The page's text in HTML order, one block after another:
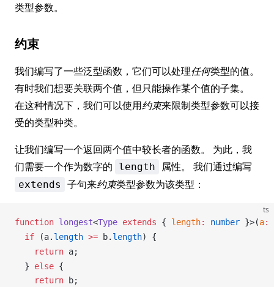
类型参数。
约束
我们编写了一些泛型函数，它们可以处理任何类型的值。
有时我们想要关联两个值，但只能操作某个值的子集。
在这种情况下，我们可以使用约束来限制类型参数可以接
受的类型种类。
让我们编写一个返回两个值中较长者的函数。 为此，我
们需要一个作为数字的
length 属性。 我们通过编写
extends 子句来约束类型参数为该类型：
ts
function longest<Type extends { length: number }>(a:
  if
(a. length >= b. length) {
    return
a;
  }
else {
    return
b;